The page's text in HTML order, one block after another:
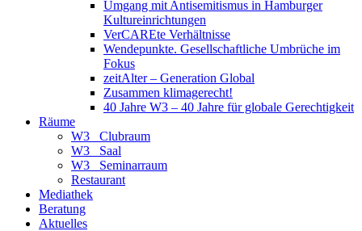
Umgang mit Antisemitismus in Hamburger
Kultureinrichtungen
VerCAREte Verhältnisse
Wendepunkte. Gesellschaftliche Umbrüche im
Fokus
zeitAlter – Generation Global
Zusammen klimagerecht!
40 Jahre W3 – 40 Jahre für globale Gerechtigkeit
Räume
W3_ Clubraum
W3_ Saal
W3_ Seminarraum
Restaurant
Mediathek
Beratung
Aktuelles